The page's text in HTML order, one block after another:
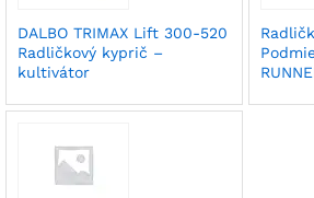
DALBO TRIMAX Lift 300-520
Radličkový kyprič –
kultivátor